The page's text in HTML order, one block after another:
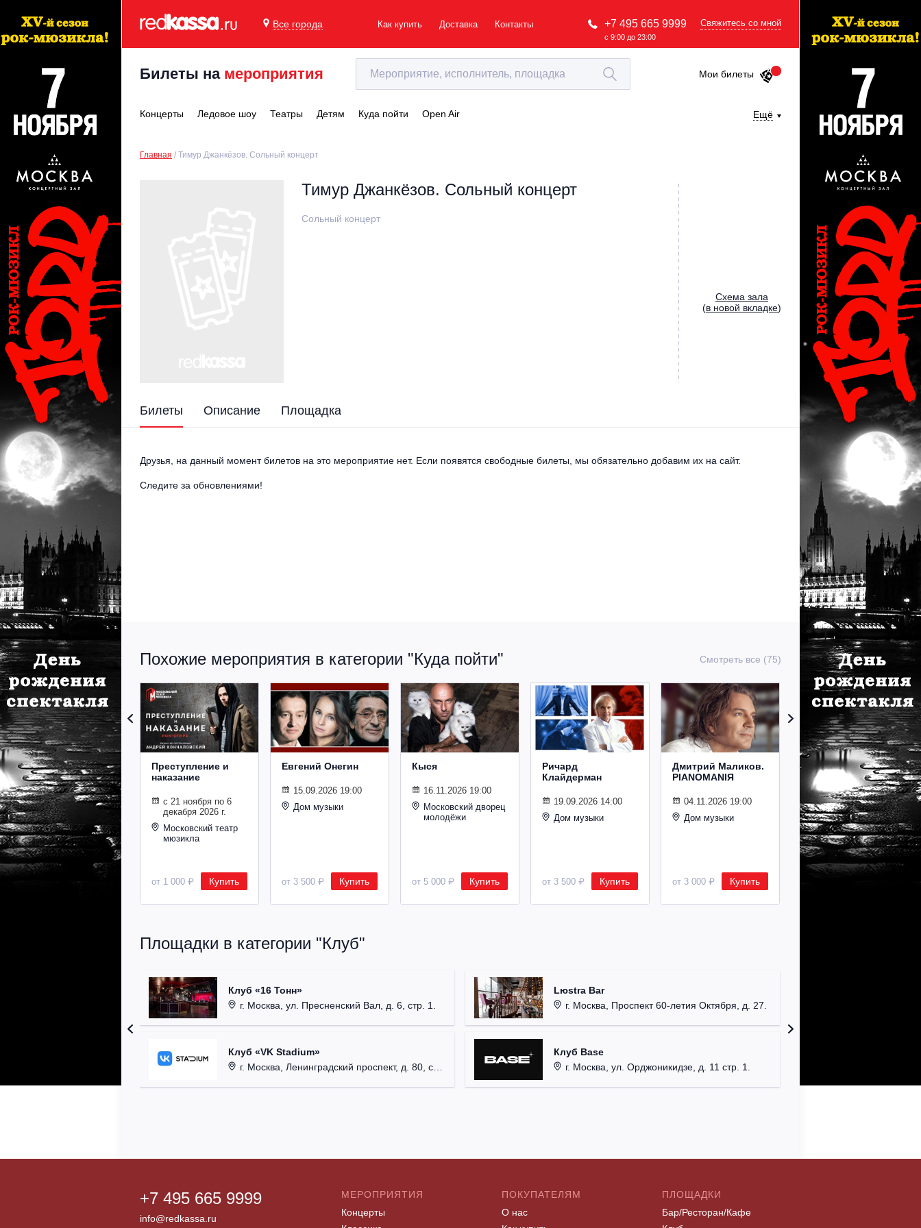
Все города Как купить Доставка Контакты +7 495 665 9999
с 9:00 до 23:00
Свяжитесь со мной
Билеты на мероприятия Мои билеты
Концерты Ледовое шоу Театры Детям Куда пойти Open Air Ещё
Главная Тимур Джанкёзов. Сольный концерт
Тимур Джанкёзов. Сольный концерт
Сольный концерт
Cхема зала
(в новой вкладке)
Билеты Описание Площадка
Друзья, на данный момент билетов на это мероприятие нет. Если появятся свободные билеты, мы обязательно добавим их на сайт.
Следите за обновлениями!
Похожие мероприятия в категории "Куда пойти" Смотреть все (75)
Преступление и
наказание
с 21 ноября по 6
декабря 2026 г.
Московский театр
мюзикла
от 1 000 ₽ Купить
Евгений Онегин
15.09.2026 19:00
Дом музыки
от 3 500 ₽ Купить
Кыся
16.11.2026 19:00
Московский дворец
молодёжи
от 5 000 ₽ Купить
Ричард
Клайдерман
19.09.2026 14:00
Дом музыки
от 3 500 ₽ Купить
Дмитрий Маликов.
PIANOMANIЯ
04.11.2026 19:00
Дом музыки
от 3 000 ₽ Купить
Рождественский
концерт
Владимира
Спивакова
24.12.2026 19:00
Дом музыки
Площадки в категории "Клуб"
Клуб «16 Тонн»
г. Москва, ул. Пресненский Вал, д. 6, стр. 1.
Клуб «VK Stadium»
г. Москва, Ленинградский проспект, д. 80, стр. 17.
Lюstra Bar
г. Москва, Проспект 60-летия Октября, д. 27.
Клуб Base
г. Москва, ул. Орджоникидзе, д. 11 стр. 1.
+7 495 665 9999
info@redkassa.ru
МЕРОПРИЯТИЯ
Концерты
ПОКУПАТЕЛЯМ
О нас
ПЛОЩАДКИ
Бар/Ресторан/Кафе